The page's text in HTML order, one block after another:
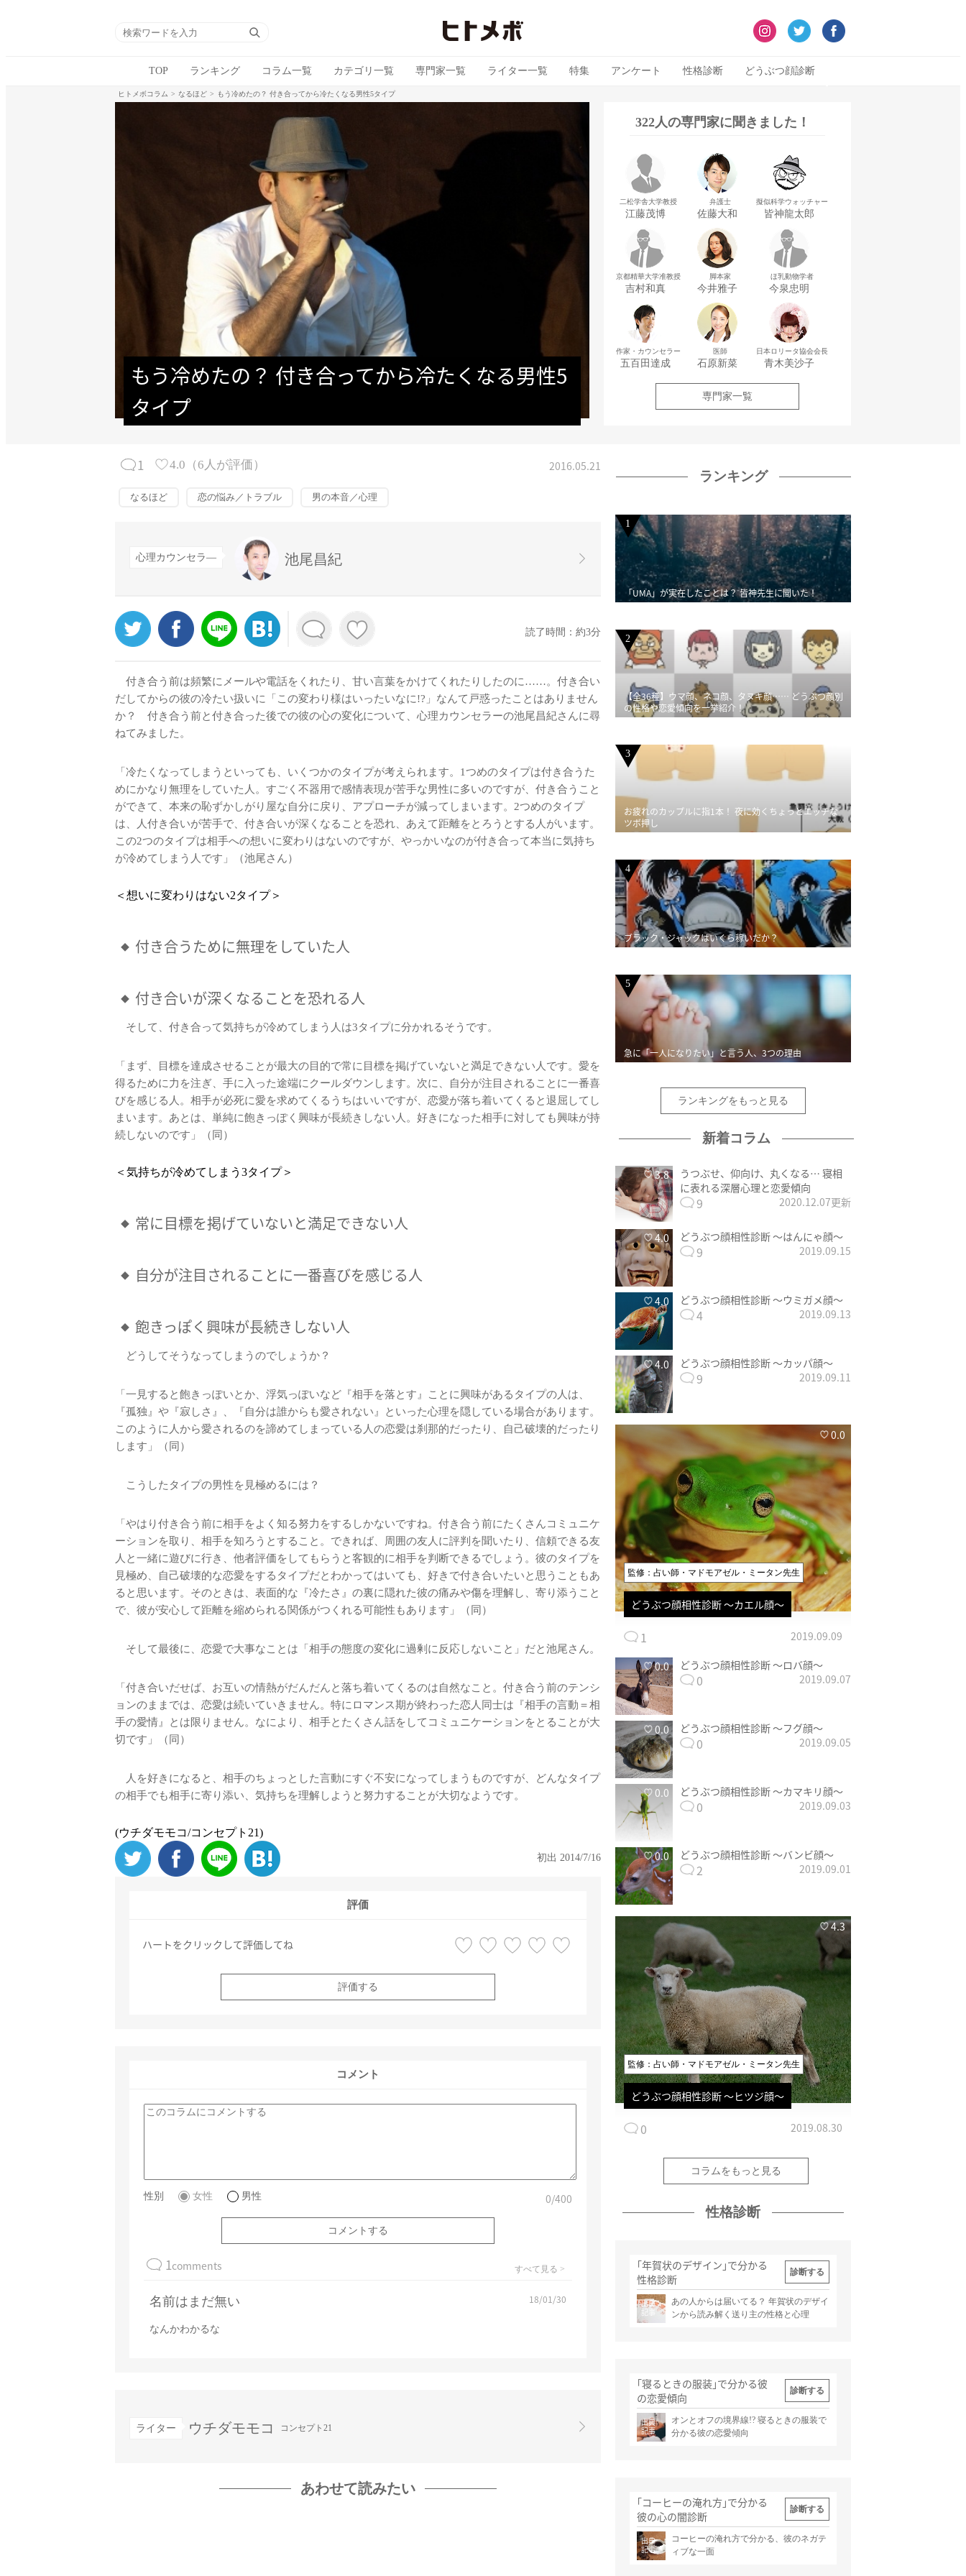
TOP ランキング コラム一覧 カテゴリ一覧 専門家一覧 ライター一覧 特集 アンケート 性格診断 どうぶつ顔診断
ヒトメボコラム なるほど もう冷めたの？ 付き合ってから冷たくなる男性5タイプ
もう冷めたの？ 付き合ってから冷たくなる男性5
タイプ
322人の専門家に聞きました！
二松学舎大学教授
江藤茂博
弁護士
佐藤大和
擬似科学ウォッチャー
皆神龍太郎
京都精華大学准教授
吉村和真
脚本家
今井雅子
ほ乳動物学者
今泉忠明
作家・カウンセラー
五百田達成
医師
石原新菜
日本ロリータ協会会長
青木美沙子
専門家一覧
1 4.0 （ 6 人が評価） 2016.05.21
なるほど 恋の悩み／トラブル 男の本音／心理
心理カウンセラ― 池尾昌紀
読了時間：約3分
付き合う前は頻繁にメールや電話をくれたり、甘い言葉をかけてくれたりしたのに……。付き合い
だしてからの彼の冷たい扱いに「この変わり様はいったいなに!?」なんて戸惑ったことはありません
か？ 付き合う前と付き合った後での彼の心の変化について、心理カウンセラーの池尾昌紀さんに尋
ねてみました。
「冷たくなってしまうといっても、いくつかのタイプが考えられます。1つめのタイプは付き合うた
めにかなり無理をしていた人。すごく不器用で感情表現が苦手な男性に多いのですが、付き合うこと
ができて、本来の恥ずかしがり屋な自分に戻り、アプローチが減ってしまいます。2つめのタイプ
は、人付き合いが苦手で、付き合いが深くなることを恐れ、あえて距離をとろうとする人がいます。
この2つのタイプは相手への想いに変わりはないのですが、やっかいなのが付き合って本当に気持ち
が冷めてしまう人です」（池尾さん）
＜想いに変わりはない2タイプ＞
付き合うために無理をしていた人
付き合いが深くなることを恐れる人
そして、付き合って気持ちが冷めてしまう人は3タイプに分かれるそうです。
「まず、目標を達成させることが最大の目的で常に目標を掲げていないと満足できない人です。愛を
得るために力を注ぎ、手に入った途端にクールダウンします。次に、自分が注目されることに一番喜
びを感じる人。相手が必死に愛を求めてくるうちはいいですが、恋愛が落ち着いてくると退屈してし
まいます。あとは、単純に飽きっぽく興味が長続きしない人。好きになった相手に対しても興味が持
続しないのです」（同）
＜気持ちが冷めてしまう3タイプ＞
常に目標を掲げていないと満足できない人
自分が注目されることに一番喜びを感じる人
飽きっぽく興味が長続きしない人
どうしてそうなってしまうのでしょうか？
「一見すると飽きっぽいとか、浮気っぽいなど『相手を落とす』ことに興味があるタイプの人は、
『孤独』や『寂しさ』、『自分は誰からも愛されない』といった心理を隠している場合があります。
このように人から愛されるのを諦めてしまっている人の恋愛は刹那的だったり、自己破壊的だったり
します」（同）
こうしたタイプの男性を見極めるには？
「やはり付き合う前に相手をよく知る努力をするしかないですね。付き合う前にたくさんコミュニケ
ーションを取り、相手を知ろうとすること。できれば、周囲の友人に評判を聞いたり、信頼できる友
人と一緒に遊びに行き、他者評価をしてもらうと客観的に相手を判断できるでしょう。彼のタイプを
見極め、自己破壊的な恋愛をするタイプだとわかってはいても、好きで付き合いたいと思うこともあ
ると思います。そのときは、表面的な『冷たさ』の裏に隠れた彼の痛みや傷を理解し、寄り添うこと
で、彼が安心して距離を縮められる関係がつくれる可能性もあります」（同）
そして最後に、恋愛で大事なことは「相手の態度の変化に過剰に反応しないこと」だと池尾さん。
「付き合いだせば、お互いの情熱がだんだんと落ち着いてくるのは自然なこと。付き合う前のテンシ
ョンのままでは、恋愛は続いていきません。特にロマンス期が終わった恋人同士は『相手の言動＝相
手の愛情』とは限りません。なにより、相手とたくさん話をしてコミュニケーションをとることが大
切です」（同）
人を好きになると、相手のちょっとした言動にすぐ不安になってしまうものですが、どんなタイプ
の相手でも相手に寄り添い、気持ちを理解しようと努力することが大切なようです。
(ウチダモモコ/コンセプト21)
初出 2014/7/16
評価
ハートをクリックして評価してね
評価する
コメント
性別 女性 男性 0/400
1comments すべて見る >
名前はまだ無い 18/01/30
なんかわかるな
ライター ウチダモモコ コンセプト21
あわせて読みたい
ランキング
1
「UMA」が実在したことは？ 皆神先生に聞いた！
2
【全36種】ウマ顔、ネコ顔、タヌキ顔…… どうぶつ顔別
の性格や恋愛傾向を一挙紹介！
3
お疲れのカップルに指1本！ 夜に効くちょっとエッチな
ツボ押し
4
ブラック・ジャックはいくら稼いだか？
5
急に「一人になりたい」と言う人、3つの理由
ランキングをもっと見る
新着コラム
3.8
うつぶせ、仰向け、丸くなる… 寝相
に表れる深層心理と恋愛傾向
9 2020.12.07更新
4.0 どうぶつ顔相性診断 〜はんにゃ顔〜
9 2019.09.15
4.0 どうぶつ顔相性診断 〜ウミガメ顔〜
4 2019.09.13
4.0 どうぶつ顔相性診断 〜カッパ顔〜
9 2019.09.11
0.0
監修：占い師・マドモアゼル・ミータン先生
どうぶつ顔相性診断 〜カエル顔〜
1 2019.09.09
0.0 どうぶつ顔相性診断 〜ロバ顔〜
0 2019.09.07
0.0 どうぶつ顔相性診断 〜フグ顔〜
0 2019.09.05
0.0 どうぶつ顔相性診断 〜カマキリ顔〜
0 2019.09.03
0.0 どうぶつ顔相性診断 〜バンビ顔〜
2 2019.09.01
4.3
監修：占い師・マドモアゼル・ミータン先生
どうぶつ顔相性診断 〜ヒツジ顔〜
0 2019.08.30
コラムをもっと見る
性格診断
｢年賀状のデザイン｣で分かる
性格診断
診断する
出典
記事
あの人からは届いてる？ 年賀状のデザイ
ンから読み解く送り主の性格と心理
｢寝るときの服装｣で分かる彼
の恋愛傾向
診断する
出典
記事
オンとオフの境界線!? 寝るときの服装で
分かる彼の恋愛傾向
｢コーヒーの淹れ方｣で分かる
彼の心の闇診断
診断する
出典
記事
コーヒーの淹れ方で分かる、彼のネガテ
ィブな一面